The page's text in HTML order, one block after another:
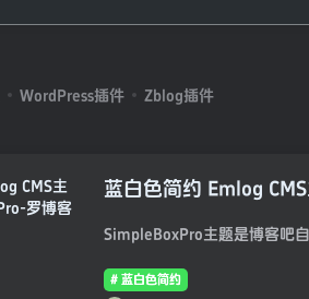
WordPress插件
Zblog插件
蓝白色简约 Emlog
# 蓝白色简约